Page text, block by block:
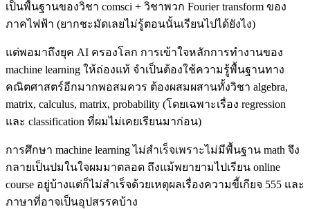
เป็นพื้นฐานของวิชา comsci + วิชาพวก Fourier transform ของ
ภาคไฟฟ้า (ยากชะมัดเลยไม่รู้ตอนนั้นเรียนไปได้ยังไง)
แต่พอมาถึงยุค AI ครองโลก การเข้าใจหลักการทำงานของ
machine learning ให้ถ่องแท้ จำเป็นต้องใช้ความรู้พื้นฐานทาง
คณิตศาสตร์อีกมากพอสมควร ต้องผสมผสานทั้งวิชา algebra,
matrix, calculus, matrix, probability (โดยเฉพาะเรื่อง regression
และ classification ที่ผมไม่เคยเรียนมาก่อน)
การศึกษา machine learning ไม่สำเร็จเพราะไม่มีพื้นฐาน math จึง
กลายเป็นปมในใจผมมาตลอด ถึงแม้พยายามไปเรียน online
course อยู่บ้างแต่ก็ไม่สำเร็จด้วยเหตุผลเรื่องความขี้เกียจ 555 และ
ภาษาที่อาจเป็นอุปสรรคบ้าง